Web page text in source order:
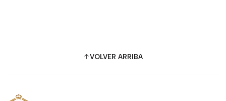
VOLVER ARRIBA